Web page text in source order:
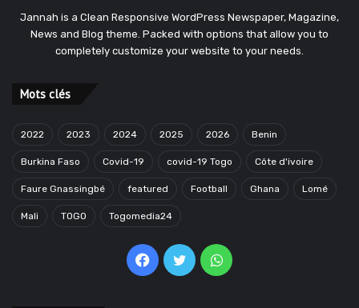
Jannah is a Clean Responsive WordPress Newspaper, Magazine,
News and Blog theme. Packed with options that allow you to
completely customize your website to your needs.
Mots clés
2022 2023 2024 2025 2026 Benin
Burkina Faso Covid-19 covid-19 Togo Côte d'ivoire
Faure Gnassingbé featured Football Ghana Lomé
Mali TOGO Togomedia24
Facebook
TwitterWhatsApp